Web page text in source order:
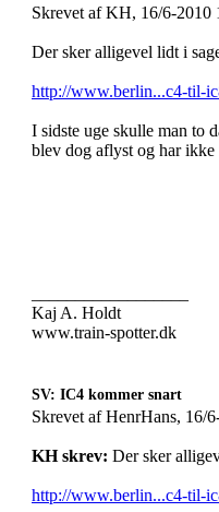
Skrevet af KH, 16/6-2010
Der sker alligevel lidt i
http://www.berlin...c4-til-
I sidste uge skulle man to
blev dog aflyst og har ikke
Kaj A. Holdt
www.train-spotter.dk
SV: IC4 kommer snart
Skrevet af HenrHans, 16/
KH skrev: Der sker
http://www.berlin...c4-til-